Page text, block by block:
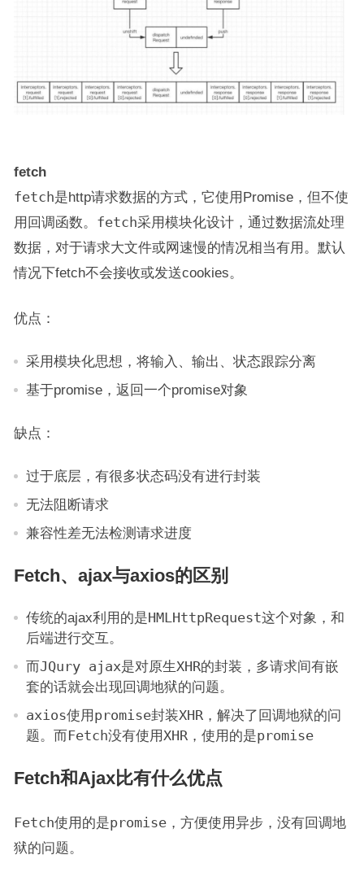
fetch
fetch是http请求数据的方式，它使用Promise，但不使
用回调函数。 fetch采用模块化设计，通过数据流处理
数据，对于请求大文件或网速慢的情况相当有用。默认
情况下fetch不会接收或发送cookies。
优点：
采用模块化思想，将输入、输出、状态跟踪分离
基于promise，返回一个promise对象
缺点：
过于底层，有很多状态码没有进行封装
无法阻断请求
兼容性差无法检测请求进度
Fetch、ajax与axios的区别
传统的ajax利用的是HMLHttpRequest这个对象 ，和
后端进行交互。
而JQury ajax是对原生XHR的封装，多请求间有嵌
套的话就会出现回调地狱的问题。
axios使用 promise封装XHR，解决了回调地狱的问
题。而Fetch没有使用 XHR，使用的是promise
Fetch和Ajax比有什么优点
Fetch使用的是promise，方便使用异步，没有回调地
狱的问题。